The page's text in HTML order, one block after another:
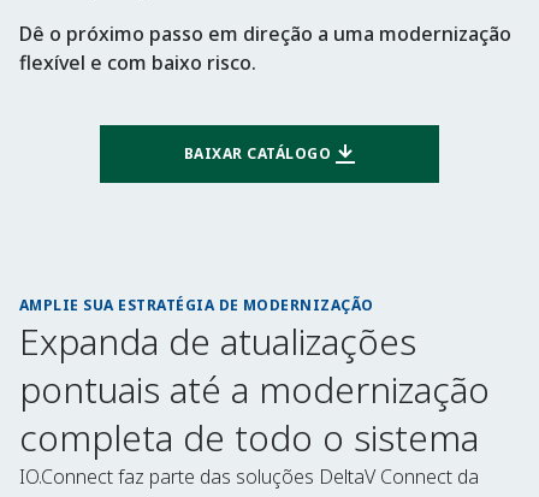
Dê o próximo passo em direção a uma modernização
flexível e com baixo risco.
BAIXAR CATÁLOGO
AMPLIE SUA ESTRATÉGIA DE MODERNIZAÇÃO
Expanda de atualizações
pontuais até a modernização
completa de todo o sistema
IO.Connect faz parte das soluções DeltaV Connect da